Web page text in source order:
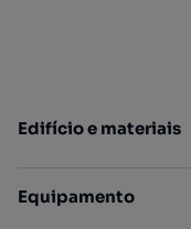
Edifício e materiais
Equipamento